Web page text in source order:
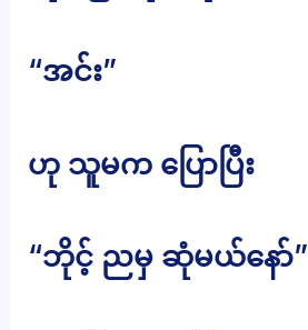
“အင်း”
ဟု သူမက ပြောပြီး
“ဘိုင့် ညမှ ဆုံမယ်နော်”